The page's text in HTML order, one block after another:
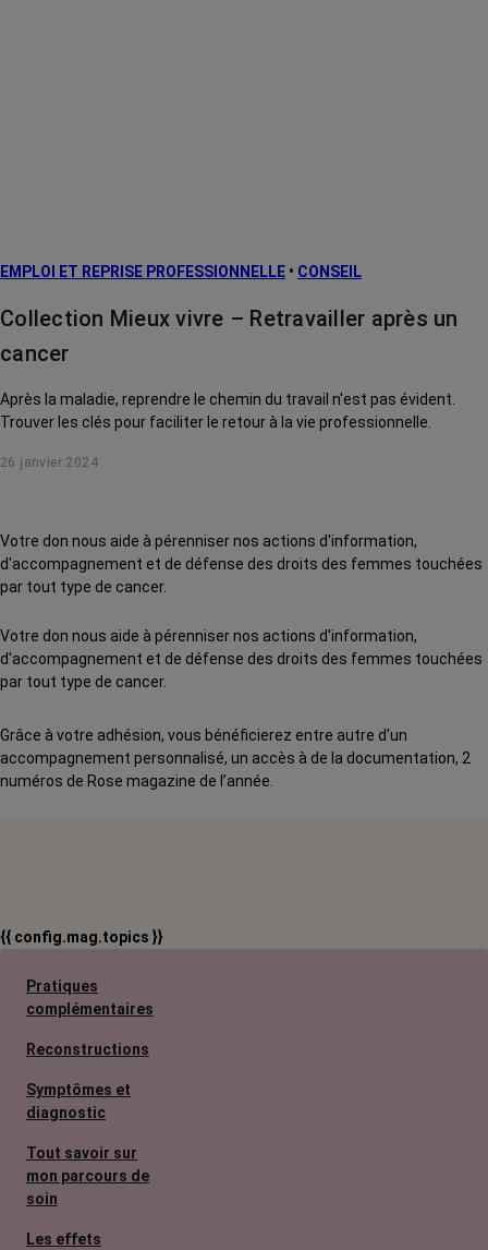
EMPLOI ET REPRISE PROFESSIONNELLE • CONSEIL
Collection Mieux vivre – Retravailler après un
cancer
Après la maladie, reprendre le chemin du travail n'est pas évident.
Trouver les clés pour faciliter le retour à la vie professionnelle.
26 janvier 2024
Votre don nous aide à pérenniser nos actions d'information,
d'accompagnement et de défense des droits des femmes touchées
par tout type de cancer.
Votre don nous aide à pérenniser nos actions d'information,
d'accompagnement et de défense des droits des femmes touchées
par tout type de cancer.
Grâce à votre adhésion, vous bénéficierez entre autre d’un
accompagnement personnalisé, un accès à de la documentation, 2
numéros de Rose magazine de l’année.
{{ config.mag.topics }}
Pratiques
complémentaires
Reconstructions
Symptômes et
diagnostic
Tout savoir sur
mon parcours de
soin
Les effets